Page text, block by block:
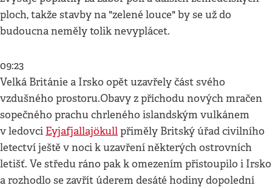
ploch, takže stavby na "zelené louce" by se už do
budoucna neměly tolik nevyplácet.
09:23
Velká Británie a Irsko opět uzavřely část svého
vzdušného prostoru.Obavy z příchodu nových mračen
sopečného prachu chrleného islandským vulkánem
v ledovci Eyjafjallajökullpřiměly Britský úřad civilního
letectví ještě v noci k uzavření některých ostrovních
letišť. Ve středu ráno pak k omezením přistoupilo i Irsko
a rozhodlo se zavřít úderem desáté hodiny dopolední